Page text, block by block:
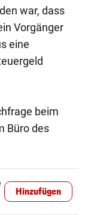
war, dass
Vorgänger
eine
beim
Büro des
Hinzufügen